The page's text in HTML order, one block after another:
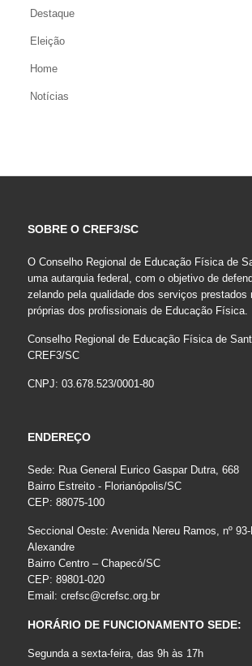
Destaque
Eleição
Home
Notícias
SOBRE O CREF3/SC
O Conselho Regional de Educação Física de
uma autarquia federal, com o objetivo de
zelando pela qualidade dos serviços prestados
próprias dos profissionais de Educação Física.
Conselho Regional de Educação Física de
CREF3/SC
CNPJ: 03.678.523/0001-80
ENDEREÇO
Sede: Rua General Eurico Gaspar Dutra, 668
Bairro Estreito - Florianópolis/SC
CEP: 88075-100
Seccional Oeste: Avenida Nereu Ramos, nº
Alexandre
Bairro Centro – Chapecó/SC
CEP: 89801-020
Email: crefsc@crefsc.org.br
HORÁRIO DE FUNCIONAMENTO SEDE:
Segunda a sexta-feira, das 9h às 17h